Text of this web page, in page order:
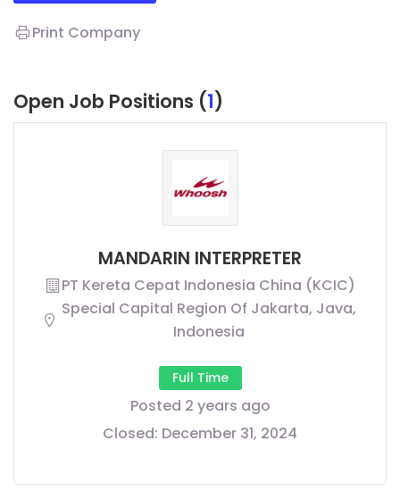
Print Company
Open Job Positions (1)
MANDARIN INTERPRETER
PT Kereta Cepat Indonesia China (KCIC)
Special Capital Region Of Jakarta, Java,
Indonesia
Full Time
Posted 2 years ago
Closed: December 31, 2024